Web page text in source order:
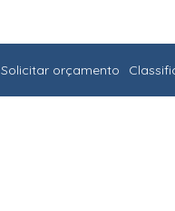
Solicitar orçamento